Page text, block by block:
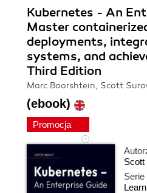
Kubernetes - An
Master
deployments,
systems, and
Third Edition
Marc Boorshtein, Scott
(ebook)
Promocja
Scott